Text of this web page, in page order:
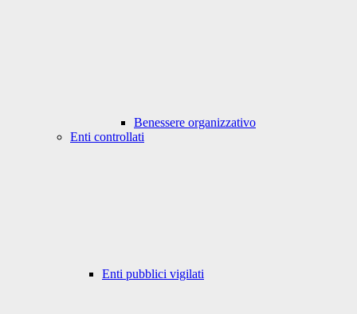
Benessere organizzativo
Enti controllati
Enti pubblici vigilati